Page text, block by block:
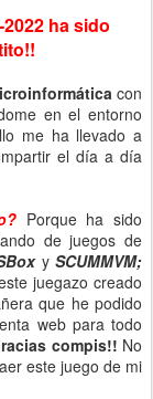
ha sido
con
en el entorno
me ha llevado a
el día a día
Porque ha sido
de juegos de
y SCUMMVM;
juegazo creado
que he podido
web para todo
compis!! No
este juego de mi